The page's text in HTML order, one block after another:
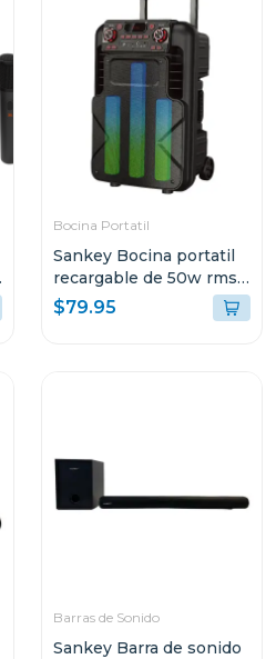
Bocina Portatil
Sankey Bocina portatil
recargable de 50w rms
bluetooth pa12dcm
$79.95
Barras de Sonido
Sankey Barra de sonido